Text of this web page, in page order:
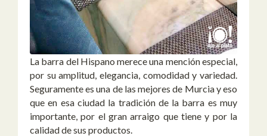
La barra del Hispano merece una mención especial,
por su amplitud, elegancia, comodidad y variedad.
Seguramente es una de las mejores de Murcia y eso
que en esa ciudad la tradición de la barra es muy
importante, por el gran arraigo que tiene y por la
calidad de sus productos.